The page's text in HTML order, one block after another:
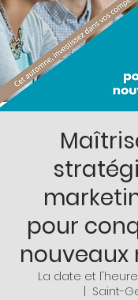
pour
nouveaux
La date et
Saint-